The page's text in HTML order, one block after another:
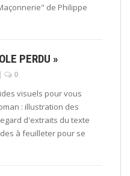
de Philippe
PERDU »
|
0
visuels pour vous
: illustration des
d'extraits du texte
à feuilleter pour se